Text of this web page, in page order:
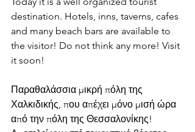
destination. Hotels, inns, taverns, cafes
and many beach bars are available to
the visitor! Do not think any more! Visit
it soon!
Παραθαλάσσια μικρή πόλη της
Χαλκιδικής, που απέχει μόνο μισή ώρα
από την πόλη της Θεσσαλονίκης!